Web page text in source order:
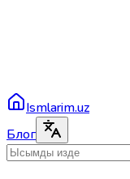
Ismlarim.uz
Блог